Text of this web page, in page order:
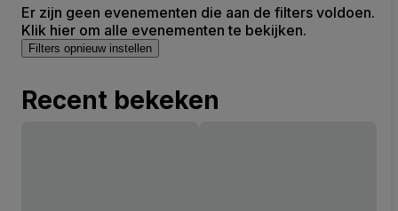
Er zijn geen evenementen die aan de filters voldoen.
Klik hier om alle evenementen te bekijken.
Filters opnieuw instellen
Recent bekeken